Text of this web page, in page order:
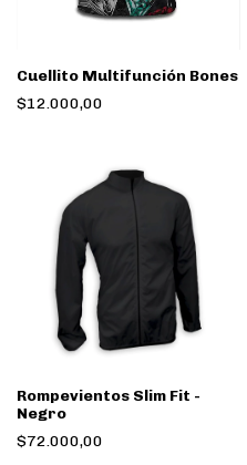
Cuellito Multifunción Bones
$12.000,00
Rompevientos Slim Fit -
Negro
$72.000,00